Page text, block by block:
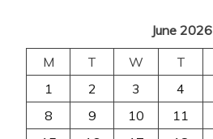
June 2026
M
T W T
1
2 3 4
8
9 10 11